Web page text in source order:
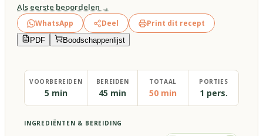
Als eerste beoordelen →
WhatsApp Deel Print dit recept
PDF Boodschappenlijst
VOORBEREIDEN
5 min
BEREIDEN
45 min
TOTAAL
50 min
PORTIES
1 pers.
INGREDIËNTEN & BEREIDING